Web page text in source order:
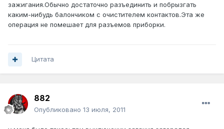
зажигания.Обычно достаточно разъединить и побрызгать
каким-нибудь балончиком с очистителем контактов.Эта же
операция не помешает для разъемов приборки.
Цитата
882
Опубликовано 13 июля, 2011